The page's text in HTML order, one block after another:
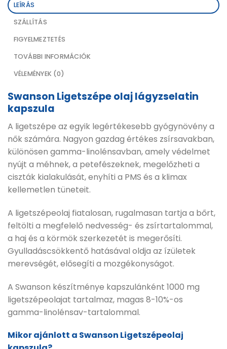
LEÍRÁS
SZÁLLÍTÁS
FIGYELMEZTETÉS
TOVÁBBI INFORMÁCIÓK
VÉLEMÉNYEK (0)
Swanson Ligetszépe olaj lágyzselatin
kapszula
A ligetszépe az egyik legértékesebb gyógynövény a
nők számára. Nagyon gazdag értékes zsírsavakban,
különösen gamma-linolénsavban, amely védelmet
nyújt a méhnek, a petefészeknek, megelőzheti a
ciszták kialakulását, enyhíti a PMS és a klimax
kellemetlen tüneteit.
A ligetszépeolaj fiatalosan, rugalmasan tartja a bőrt,
feltölti a megfelelő nedvesség- és zsírtartalommal,
a haj és a körmök szerkezetét is megerősíti.
Gyulladáscsökkentő hatásával oldja az ízületek
merevségét, elősegíti a mozgékonyságot.
A Swanson készítménye kapszulánként 1000 mg
ligetszépeolajat tartalmaz, magas 8-10%-os
gamma-linolénsav-tartalommal.
Mikor ajánlott a Swanson Ligetszépeolaj